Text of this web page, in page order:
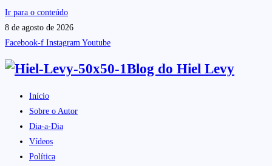
Ir para o conteúdo
8 de agosto de 2026
Facebook-f Instagram Youtube
Blog do Hiel Levy
Início
Sobre o Autor
Dia-a-Dia
Vídeos
Política